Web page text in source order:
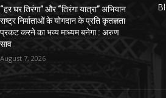
“हर घर तिरंगा” और “तिरंगा यात्रा” अभियान
राष्ट्र निर्माताओं के योगदान के प्रति कृतज्ञता
प्रकट करने का भव्य माध्यम बनेगा : अरुण
साव
August 7, 2026